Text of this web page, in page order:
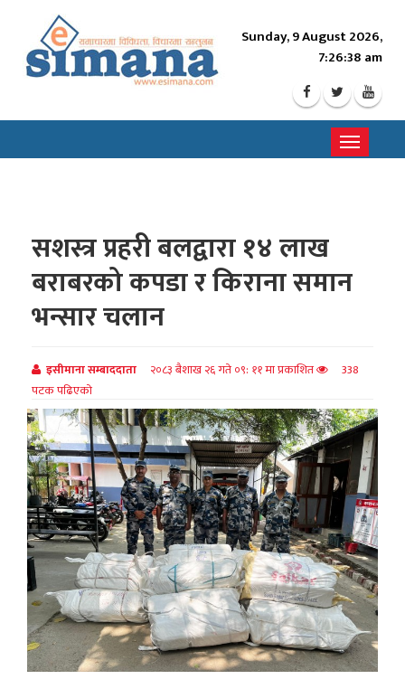
Sunday, 9 August 2026,
7:26:39 am
Toggle
सशस्त्र प्रहरी बलद्वारा १४ लाख
बराबरको कपडा र किराना समान
भन्सार चलान
इसीमाना सम्बाददाता २०८३ बैशाख २६ गते ०९: ११ मा प्रकाशित
338
पटक पढिएको